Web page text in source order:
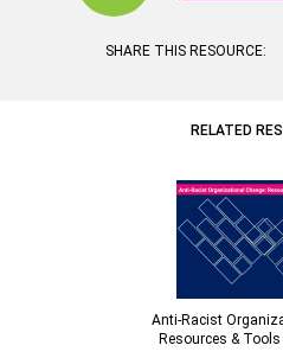
SHARE THIS RESOURCE:
RELATED
Anti-Racist
Resources &